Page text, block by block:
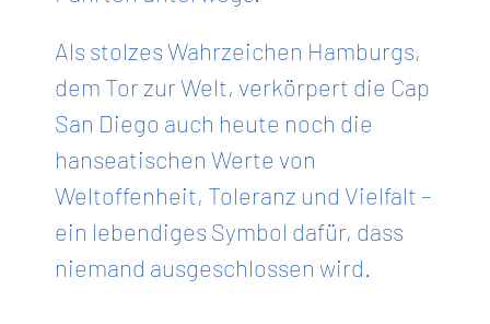
Als stolzes Wahrzeichen Hamburgs,
dem Tor zur Welt, verkörpert die Cap
San Diego auch heute noch die
hanseatischen Werte von
Weltoffenheit, Toleranz und Vielfalt –
ein lebendiges Symbol dafür, dass
niemand ausgeschlossen wird.